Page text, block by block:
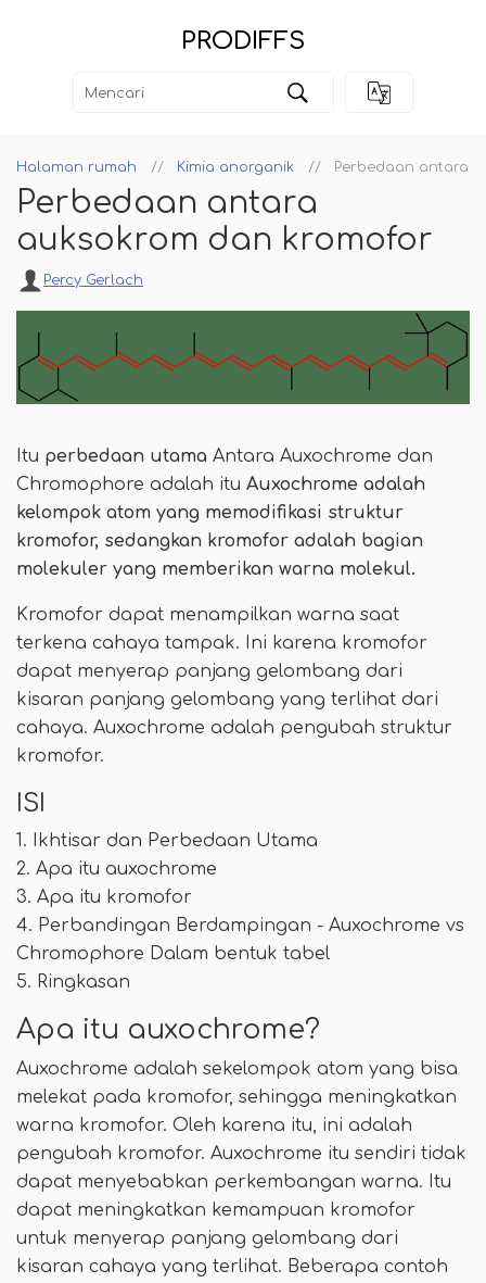
PRODIFFS
Halaman rumah Kimia anorganik Perbedaan antara
Perbedaan antara
auksokrom dan kromofor
Percy Gerlach
Itu perbedaan utama Antara Auxochrome dan
Chromophore adalah itu Auxochrome adalah
kelompok atom yang memodifikasi struktur
kromofor, sedangkan kromofor adalah bagian
molekuler yang memberikan warna molekul.
Kromofor dapat menampilkan warna saat
terkena cahaya tampak. Ini karena kromofor
dapat menyerap panjang gelombang dari
kisaran panjang gelombang yang terlihat dari
cahaya. Auxochrome adalah pengubah struktur
kromofor.
ISI
1. Ikhtisar dan Perbedaan Utama
2. Apa itu auxochrome
3. Apa itu kromofor
4. Perbandingan Berdampingan - Auxochrome vs
Chromophore Dalam bentuk tabel
5. Ringkasan
Apa itu auxochrome?
Auxochrome adalah sekelompok atom yang bisa
melekat pada kromofor, sehingga meningkatkan
warna kromofor. Oleh karena itu, ini adalah
pengubah kromofor. Auxochrome itu sendiri tidak
dapat menyebabkan perkembangan warna. Itu
dapat meningkatkan kemampuan kromofor
untuk menyerap panjang gelombang dari
kisaran cahaya yang terlihat. Beberapa contoh